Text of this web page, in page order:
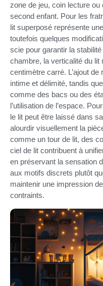
zone de jeu, coin lecture
second enfant. Pour les
lit superposé représente
toutefois quelques
scie pour garantir la
chambre, la verticalité du
centimètre carré. L’ajout
intime et délimité, tandis
comme des bacs ou des
l’utilisation de l’espace.
le lit peut être laissé dans
alourdir visuellement la
comme un tour de lit, des
ciel de lit contribuent à
en préservant la sensation
aux motifs discrets plutôt
maintenir une impression
contraints.